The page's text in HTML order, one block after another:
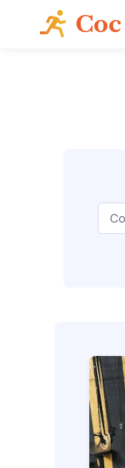
Coc